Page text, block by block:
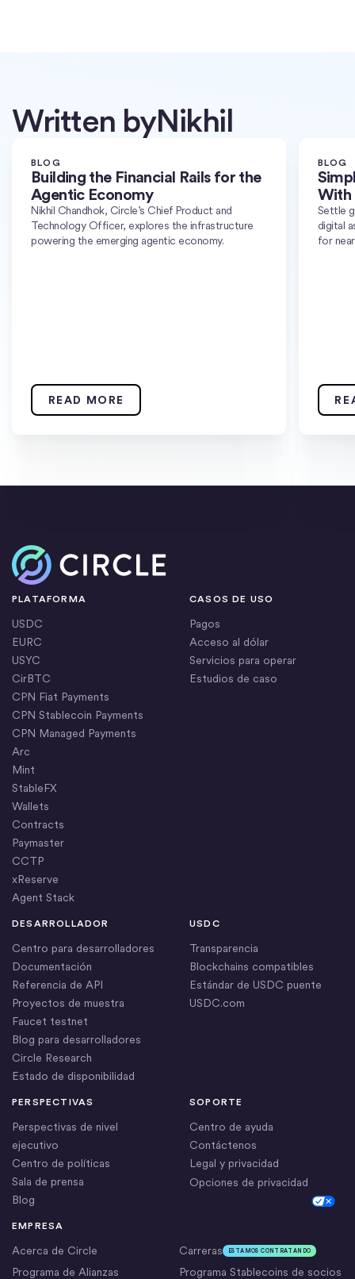
Written byNikhil
BLOG
Building the Financial Rails for the
Agentic Economy
Nikhil Chandhok, Circle’s Chief Product and
Technology Officer, explores the infrastructure
powering the emerging agentic economy.
READ MORE
BLOG
With
Settle
digital
for
Inicio
PLATAFORMA
USDC
EURC
USYC
CirBTC
CPN Fiat Payments
CPN Stablecoin Payments
CPN Managed Payments
Arc
Mint
StableFX
Wallets
Contracts
Paymaster
CCTP
xReserve
Agent Stack
CASOS DE USO
Pagos
Acceso al dólar
Servicios para operar
Estudios de caso
DESARROLLADOR
Centro para desarrolladores
Documentación
Referencia de API
Proyectos de muestra
Faucet testnet
Blog para desarrolladores
Circle Research
Estado de disponibilidad
EMPRESA
Acerca de Circle Carreras ESTAMOS CONTRATANDO
Programa de Alianzas
Programa Stablecoins de socios
USDC
Transparencia
Blockchains compatibles
Estándar de USDC puente
USDC.com
PERSPECTIVAS
Perspectivas de nivel
ejecutivo
Centro de políticas
Sala de prensa
Blog
SOPORTE
Centro de ayuda
Contáctenos
Legal y privacidad
Opciones de privacidad